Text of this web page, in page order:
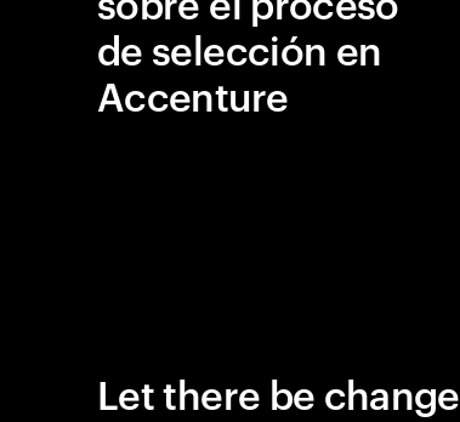
de selección en
Accenture
Let there be change